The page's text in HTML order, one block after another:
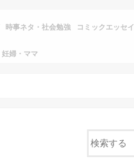
時事ネタ・社会勉強 コミックエッセイ
妊婦・ママ